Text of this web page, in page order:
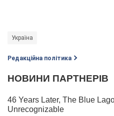
Україна
Редакційна політика